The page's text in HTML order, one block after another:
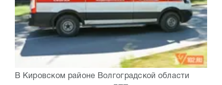
В Кировском районе Волгоградской области